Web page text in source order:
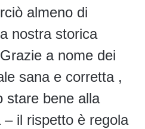
almeno di
nostra storica
a nome dei
sana e corretta ,
stare bene alla
il rispetto è regola